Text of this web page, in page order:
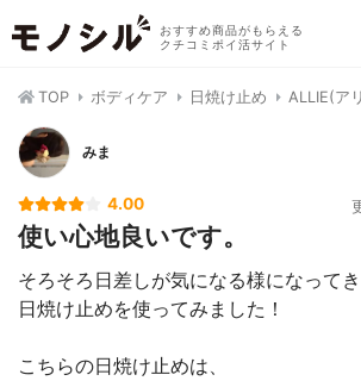
おすすめ商品がもらえる
クチコミポイ活サイト
TOP ボディケア 日焼け止め ALLIE(ア
みま
4.00
使い心地良いです。
そろそろ日差しが気になる様になって
日焼け止めを使ってみました！
こちらの日焼け止めは、